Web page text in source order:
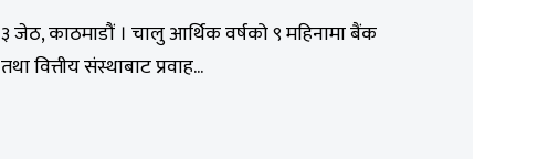
३ जेठ, काठमाडौं । चालु आर्थिक वर्षको ९ महिनामा बैंक
तथा वित्तीय संस्थाबाट प्रवाह...